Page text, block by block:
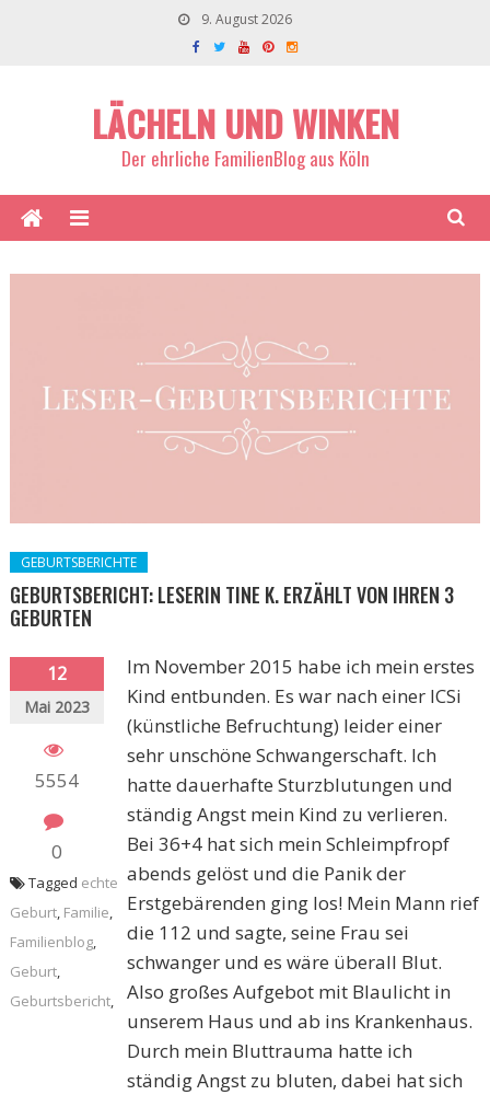
9. August 2026
LÄCHELN UND WINKEN
Der ehrliche FamilienBlog aus Köln
GEBURTSBERICHTE
GEBURTSBERICHT: LESERIN TINE K. ERZÄHLT VON IHREN 3
GEBURTEN
12
Mai 2023
5554
0
Im November 2015 habe ich mein erstes
Kind entbunden. Es war nach einer ICSi
(künstliche Befruchtung) leider einer
sehr unschöne Schwangerschaft. Ich
hatte dauerhafte Sturzblutungen und
ständig Angst mein Kind zu verlieren.
Bei 36+4 hat sich mein Schleimpfropf
abends gelöst und die Panik der
Erstgebärenden ging los! Mein Mann rief
die 112 und sagte, seine Frau sei
schwanger und es wäre überall Blut.
Also großes Aufgebot mit Blaulicht in
unserem Haus und ab ins Krankenhaus.
Durch mein Bluttrauma hatte ich
ständig Angst zu bluten, dabei hat sich
Tagged echte
Geburt, Familie,
Familienblog,
Geburt,
Geburtsbericht,